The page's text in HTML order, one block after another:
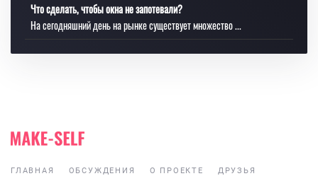
Что сделать, чтобы окна не запотевали?
На сегодняшний день на рынке существует множество ...
ГЛАВНАЯ ОБСУЖДЕНИЯ О ПРОЕКТЕ
ДРУЗЬЯ